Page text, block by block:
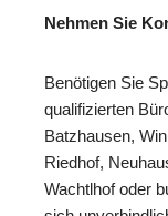
Nehmen Sie
Benötigen Sie
qualifizierten
Batzhausen,
Riedhof,
Wachtlhof oder